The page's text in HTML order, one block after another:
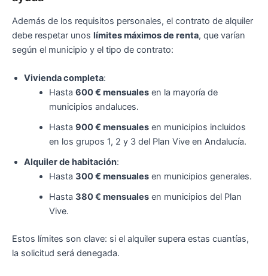
Además de los requisitos personales, el contrato de alquiler
debe respetar unos límites máximos de renta, que varían
según el municipio y el tipo de contrato:
Vivienda completa:
Hasta 600 € mensualesen la mayoría de
municipios andaluces.
Hasta 900 € mensualesen municipios incluidos
en los grupos 1, 2 y 3 del Plan Vive en Andalucía.
Alquiler de habitación:
Hasta 300 € mensualesen municipios generales.
Hasta 380 € mensualesen municipios del Plan
Vive.
Estos límites son clave: si el alquiler supera estas cuantías,
la solicitud será denegada.